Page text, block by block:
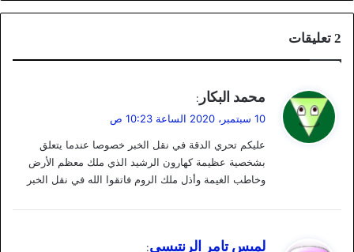
‫2 تعليقات
ل
محمد البكار :
10 سبتمبر، 2020 الساعة 10:23 ص
عليكم تحري الدقة في نقل الخبر خصوصا عندما يتعلق
بشخصية عظيمة كهارون الرشيد الذي ملك معظم الأرض
وخاطب الغيمة وأذل ملك الروم فاتقوا الله في نقل الخبر
يلميس تامر الرنتيسي: